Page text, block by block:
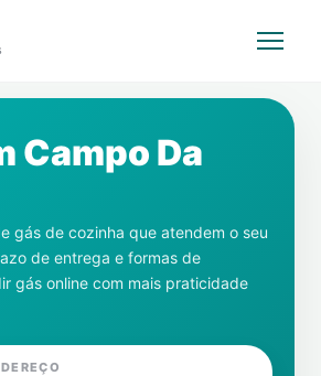
Campo Da
gás de cozinha que atendem o seu
de entrega e formas de
gás online com mais praticidade